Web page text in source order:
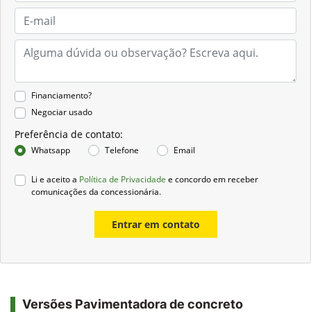
Financiamento?
Negociar usado
Preferência de contato:
Whatsapp Telefone Email
Li e aceito a Política de Privacidade e concordo em receber
comunicações da concessionária.
Entrar em contato
Versões Pavimentadora de concreto